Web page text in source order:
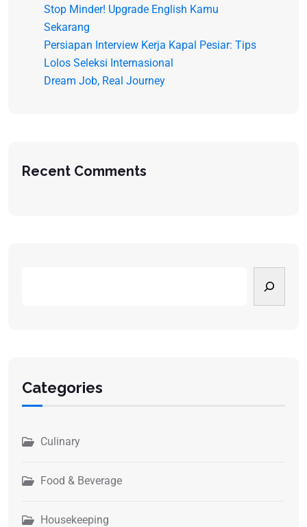
Stop Minder! Upgrade English Kamu
Sekarang
Persiapan Interview Kerja Kapal Pesiar: Tips
Lolos Seleksi Internasional
Dream Job, Real Journey
Recent Comments
Categories
Culinary
Food & Beverage
Housekeeping